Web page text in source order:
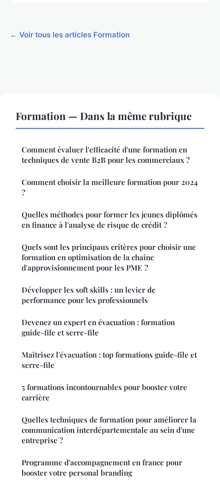
← Voir tous les articles Formation
Formation — Dans la même rubrique
Comment évaluer l'efficacité d'une formation en
techniques de vente B2B pour les commerciaux ?
Comment choisir la meilleure formation pour 2024
?
Quelles méthodes pour former les jeunes diplômés
en finance à l'analyse de risque de crédit ?
Quels sont les principaux critères pour choisir une
formation en optimisation de la chaîne
d'approvisionnement pour les PME ?
Développer les soft skills : un levier de
performance pour les professionnels
Devenez un expert en évacuation : formation
guide-file et serre-file
Maîtrisez l'évacuation : top formations guide-file et
serre-file
5 formations incontournables pour booster votre
carrière
Quelles techniques de formation pour améliorer la
communication interdépartementale au sein d'une
entreprise ?
Programme d'accompagnement en france pour
booster votre personal branding